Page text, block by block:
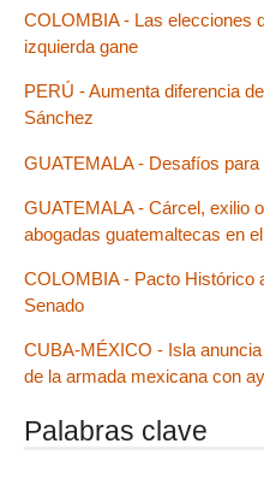
COLOMBIA - Las elecciones
izquierda gane
PERÚ - Aumenta diferencia
Sánchez
GUATEMALA - Desafíos para
GUATEMALA - Cárcel, exilio
abogadas guatemaltecas en
COLOMBIA - Pacto Histórico
Senado
CUBA-MÉXICO - Isla
de la armada mexicana con
Palabras clave